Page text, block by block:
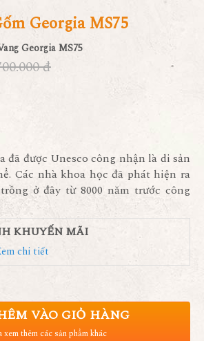
Georgia MS75
Georgia MS75
đ
đã được Unesco công nhận là di sản
Các nhà khoa học đã phát hiện ra
ở đây từ 8000 năm trước công
KHUYẾN MÃI
chi tiết
VÀO GIỎ HÀNG
xem thêm các sản phẩm khác